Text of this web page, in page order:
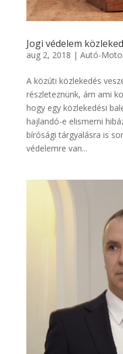
Jogi védelem
aug 2, 2018 | Autó-
A közúti közlekedés
részleteznünk, ám ami
hogy egy közlekedési
hajlandó-e elismerni
bírósági tárgyalásra is
védelemre van...